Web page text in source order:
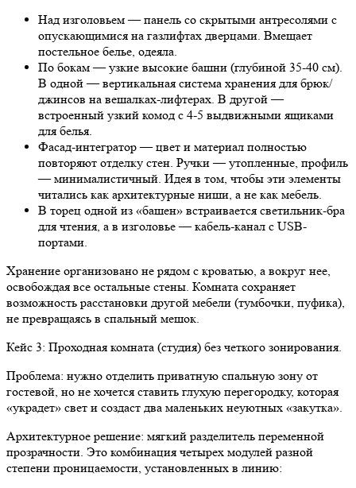
Над изголовьем — панель со скрытыми антресолями с
опускающимися на газлифтах дверцами. Вмещает
постельное белье, одеяла.
По бокам — узкие высокие башни (глубиной 35-40 см).
В одной — вертикальная система хранения для брюк/
джинсов на вешалках-лифтерах. В другой —
встроенный узкий комод с 4-5 выдвижными ящиками
для белья.
Фасад-интегратор — цвет и материал полностью
повторяют отделку стен. Ручки — утопленные, профиль
— минималистичный. Идея в том, чтобы эти элементы
читались как архитектурные ниши, а не как мебель.
В торец одной из «башен» встраивается светильник-бра
для чтения, а в изголовье — кабель-канал с USB-
портами.
Хранение организовано не рядом с кроватью, а вокруг нее,
освобождая все остальные стены. Комната сохраняет
возможность расстановки другой мебели (тумбочки, пуфика),
не превращаясь в спальный мешок.
Кейс 3: Проходная комната (студия) без четкого зонирования.
Проблема: нужно отделить приватную спальную зону от
гостевой, но не хочется ставить глухую перегородку, которая
«украдет» свет и создаст два маленьких неуютных «закутка».
Архитектурное решение: мягкий разделитель переменной
прозрачности. Это комбинация четырех модулей разной
степени проницаемости, установленных в линию: